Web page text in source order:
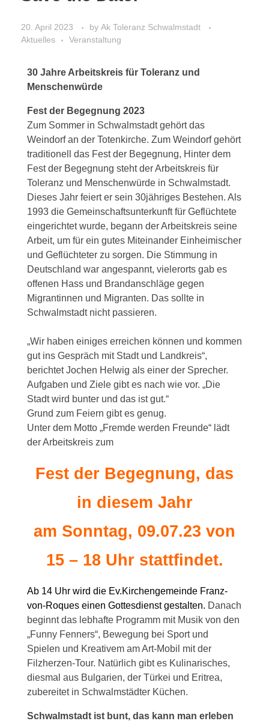
20. April 2023 by Ak Toleranz Schwalmstadt
Aktuelles
Veranstaltung
30 Jahre Arbeitskreis für Toleranz und
Menschenwürde
Fest der Begegnung 2023
Zum Sommer in Schwalmstadt gehört das
Weindorf an der Totenkirche. Zum Weindorf gehört
traditionell das Fest der Begegnung, Hinter dem
Fest der Begegnung steht der Arbeitskreis für
Toleranz und Menschenwürde in Schwalmstadt.
Dieses Jahr feiert er sein 30jähriges Bestehen. Als
1993 die Gemeinschaftsunterkunft für Geflüchtete
eingerichtet wurde, begann der Arbeitskreis seine
Arbeit, um für ein gutes Miteinander Einheimischer
und Geflüchteter zu sorgen. Die Stimmung in
Deutschland war angespannt, vielerorts gab es
offenen Hass und Brandanschläge gegen
Migrantinnen und Migranten. Das sollte in
Schwalmstadt nicht passieren.
„Wir haben einiges erreichen können und kommen
gut ins Gespräch mit Stadt und Landkreis“,
berichtet Jochen Helwig als einer der Sprecher.
Aufgaben und Ziele gibt es nach wie vor. „Die
Stadt wird bunter und das ist gut.“
Grund zum Feiern gibt es genug.
Unter dem Motto „Fremde werden Freunde“ lädt
der Arbeitskreis zum
Fest der Begegnung, das
in diesem Jahr
am Sonntag, 09.07.23 von
15 – 18 Uhr stattfindet.
Ab 14 Uhr wird die Ev.Kirchengemeinde Franz-
von-Roques einen Gottesdienst gestalten. Danach
beginnt das lebhafte Programm mit Musik von den
„Funny Fenners“, Bewegung bei Sport und
Spielen und Kreativem am Art-Mobil mit der
Filzherzen-Tour. Natürlich gibt es Kulinarisches,
diesmal aus Bulgarien, der Türkei und Eritrea,
zubereitet in Schwalmstädter Küchen.
Schwalmstadt ist bunt, das kann man erleben